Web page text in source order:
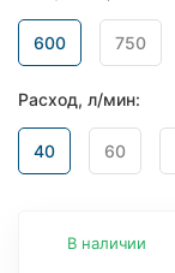
600 750
Расход, л/мин:
40 60
В наличии